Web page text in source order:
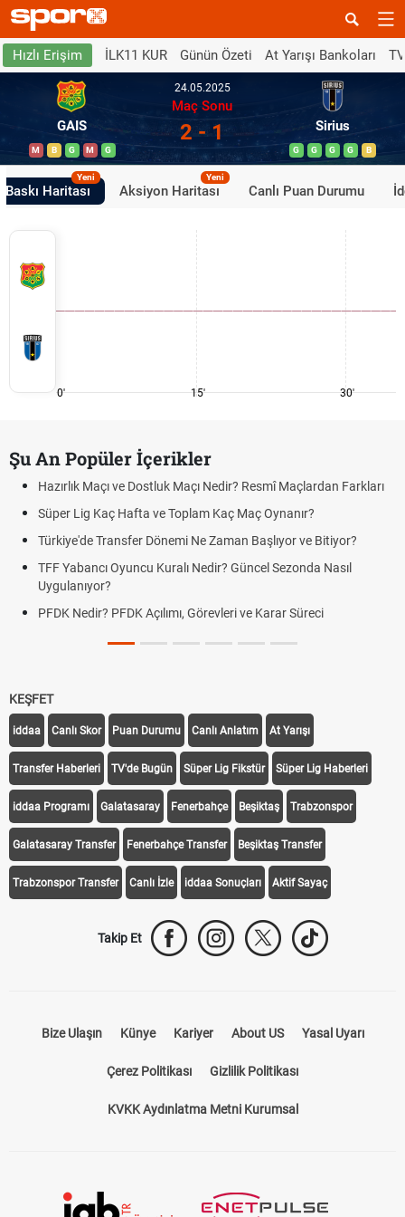
Hızlı Erişim İLK11 KUR Günün Özeti At Yarışı Bankoları
GAIS
M B G M G
24.05.2025
Maç Sonu
2 - 1 Sirius
G G G G B
Baskı Haritası
Yeni
Aksiyon Haritası
Yeni
Canlı Puan Durumu
0' 15' 30'
Şu An Popüler İçerikler
Hazırlık Maçı ve Dostluk Maçı Nedir? Resmî Maçlardan Farkları
Süper Lig Kaç Hafta ve Toplam Kaç Maç Oynanır?
Türkiye'de Transfer Dönemi Ne Zaman Başlıyor ve Bitiyor?
TFF Yabancı Oyuncu Kuralı Nedir? Güncel Sezonda Nasıl
Uygulanıyor?
PFDK Nedir? PFDK Açılımı, Görevleri ve Karar Süreci
KEŞFET
iddaa Canlı Skor Puan Durumu Canlı Anlatım At Yarışı
Transfer Haberleri TV'de Bugün Süper Lig Fikstür Süper Lig Haberleri
iddaa Programı Galatasaray Fenerbahçe Beşiktaş Trabzonspor
Galatasaray Transfer Fenerbahçe Transfer Beşiktaş Transfer
Trabzonspor Transfer Canlı İzle iddaa Sonuçları Aktif Sayaç
Takip Et
Bize Ulaşın Künye Kariyer About US Yasal Uyarı
Çerez Politikası Gizlilik Politikası
KVKK Aydınlatma Metni Kurumsal